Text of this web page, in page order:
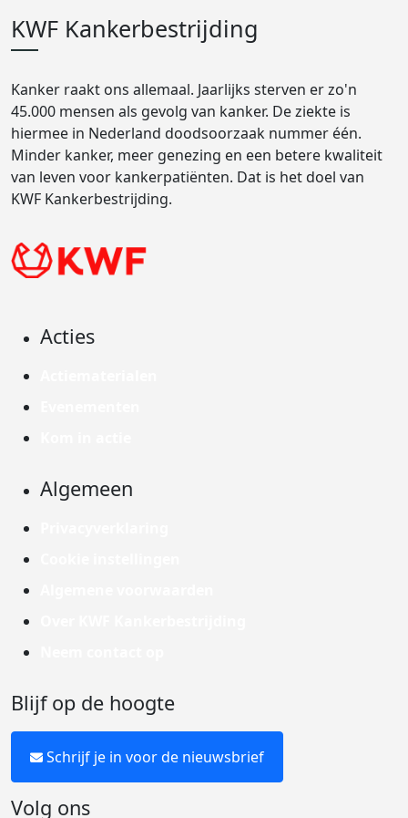
KWF Kankerbestrijding
Kanker raakt ons allemaal. Jaarlijks sterven er zo'n
45.000 mensen als gevolg van kanker. De ziekte is
hiermee in Nederland doodsoorzaak nummer één.
Minder kanker, meer genezing en een betere kwaliteit
van leven voor kankerpatiënten. Dat is het doel van
KWF Kankerbestrijding.
Acties
Algemeen
Blijf op de hoogte
Schrijf je in voor de nieuwsbrief
Volg ons